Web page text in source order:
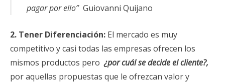
pagar por ello”Guiovanni Quijano
2. Tener Diferenciación: El mercado es muy
competitivo y casi todas las empresas ofrecen los
mismos productos pero¿por cuál se decide el cliente?,
por aquellas propuestas que le ofrezcan valor y